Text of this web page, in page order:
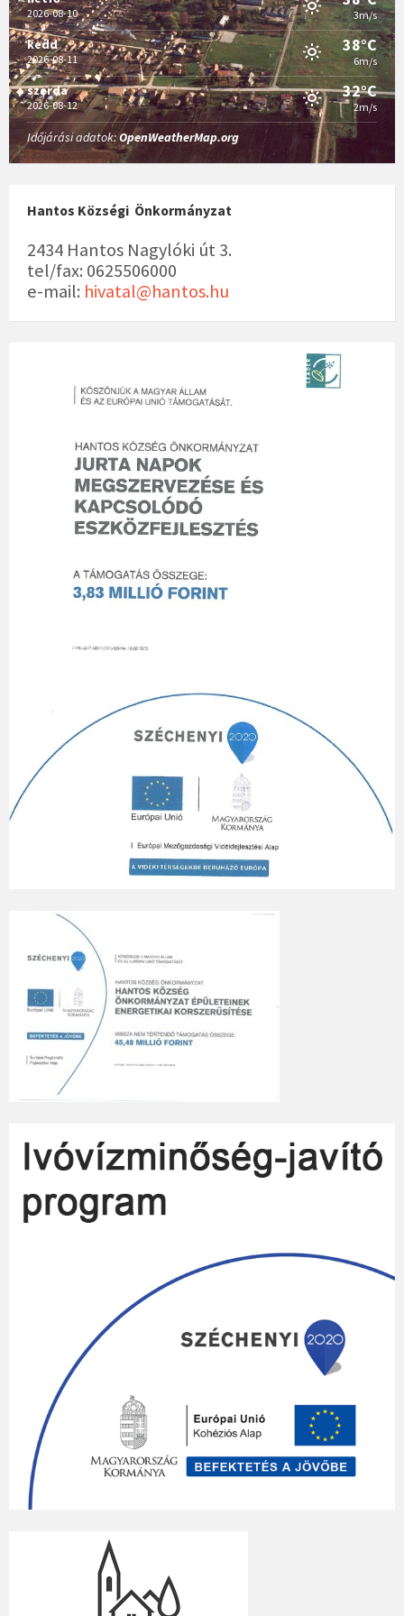
2026-08-10 3m/s
kedd
2026-08-11
38°C
6m/s
szerda
2026-08-12
32°C
2m/s
Időjárási adatok:OpenWeatherMap.org
Hantos Községi Önkormányzat
2434 Hantos Nagylóki út 3.
tel/fax: 0625506000
e-mail: hivatal@hantos.hu